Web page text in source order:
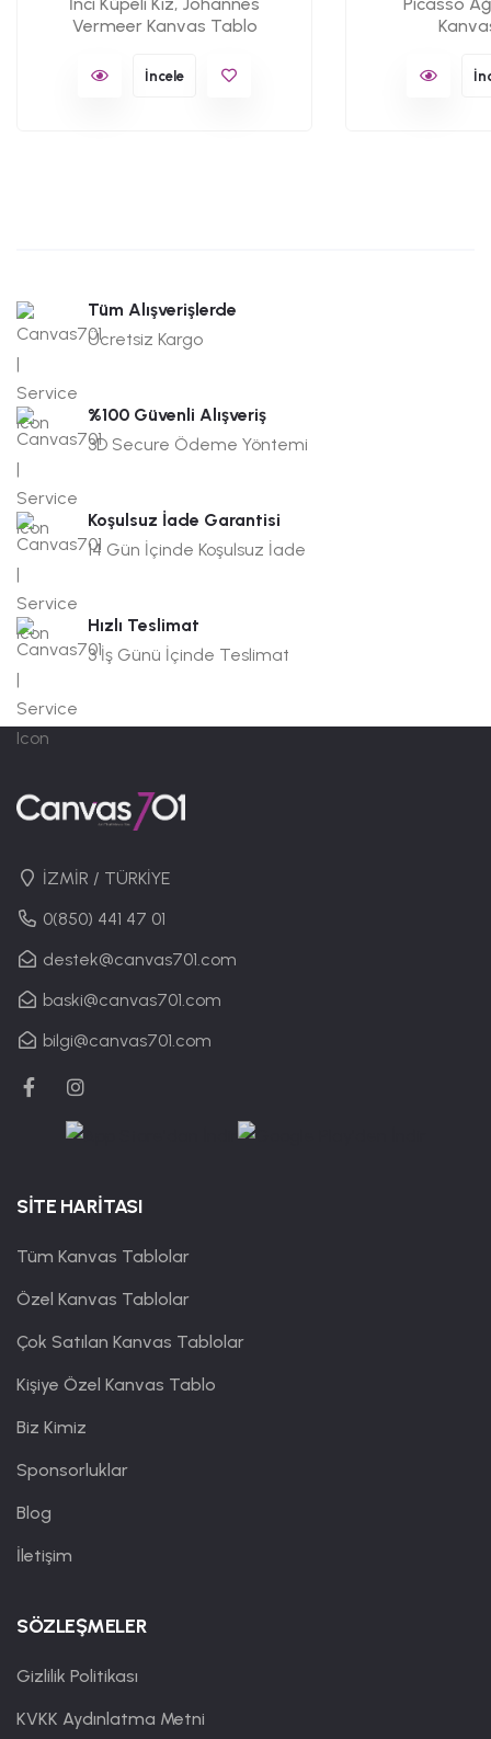
İnci Küpeli Kız, Johannes
Vermeer Kanvas Tablo
İncele
Picasso
Tüm Alışverişlerde
Ücretsiz Kargo
%100 Güvenli Alışveriş
3D Secure Ödeme Yöntemi
Koşulsuz İade Garantisi
14 Gün İçinde Koşulsuz İade
Hızlı Teslimat
3 İş Günü İçinde Teslimat
İZMİR / TÜRKİYE
0(850) 441 47 01
destek@canvas701.com
baski@canvas701.com
bilgi@canvas701.com
SİTE HARİTASI
Tüm Kanvas Tablolar
Özel Kanvas Tablolar
Çok Satılan Kanvas Tablolar
Kişiye Özel Kanvas Tablo
Biz Kimiz
Sponsorluklar
Blog
İletişim
SÖZLEŞMELER
Gizlilik Politikası
KVKK Aydınlatma Metni